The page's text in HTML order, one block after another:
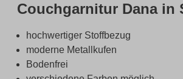
Couchgarnitur Dana in
hochwertiger Stoffbezug
moderne Metallkufen
Bodenfrei